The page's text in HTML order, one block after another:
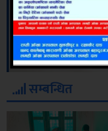
सम्बन्धित